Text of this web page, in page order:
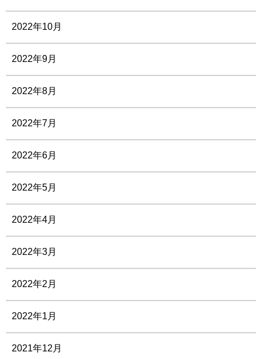
2022年10月
2022年9月
2022年8月
2022年7月
2022年6月
2022年5月
2022年4月
2022年3月
2022年2月
2022年1月
2021年12月